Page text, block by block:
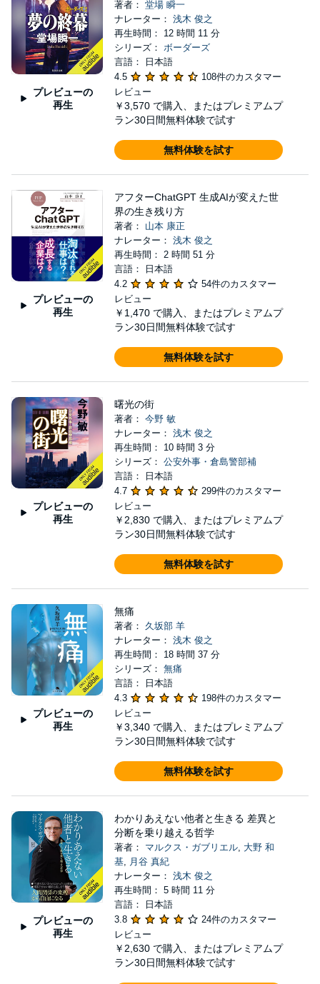
プレビューの
再生
著者： 堂場 瞬一
ナレーター： 浅木 俊之
再生時間： 12 時間 11 分
シリーズ： ボーダーズ
言語： 日本語
4.5
108件のカスタマー
レビュー
￥3,570 で購入、またはプレミアムプ
ラン30日間無料体験で試す
無料体験を試す
プレビューの
再生
アフターChatGPT 生成AIが変えた世
界の生き残り方
著者： 山本 康正
ナレーター： 浅木 俊之
再生時間： 2 時間 51 分
言語： 日本語
4.2
54件のカスタマー
レビュー
￥1,470 で購入、またはプレミアムプ
ラン30日間無料体験で試す
無料体験を試す
プレビューの
再生
曙光の街
著者： 今野 敏
ナレーター： 浅木 俊之
再生時間： 10 時間 3 分
シリーズ： 公安外事・倉島警部補
言語： 日本語
4.7
299件のカスタマー
レビュー
￥2,830 で購入、またはプレミアムプ
ラン30日間無料体験で試す
無料体験を試す
プレビューの
再生
無痛
著者： 久坂部 羊
ナレーター： 浅木 俊之
再生時間： 18 時間 37 分
シリーズ： 無痛
言語： 日本語
4.3
198件のカスタマー
レビュー
￥3,340 で購入、またはプレミアムプ
ラン30日間無料体験で試す
無料体験を試す
プレビューの
再生
わかりあえない他者と生きる 差異と
分断を乗り越える哲学
著者： マルクス・ガブリエル, 大野 和
基, 月谷 真紀
ナレーター： 浅木 俊之
再生時間： 5 時間 11 分
言語： 日本語
3.8
24件のカスタマー
レビュー
￥2,630 で購入、またはプレミアムプ
ラン30日間無料体験で試す